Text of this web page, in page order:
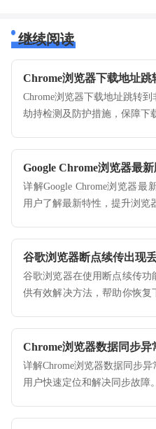
继续阅读
Chrome浏览器下载地址
Chrome浏览器下载地址跳转
劫持检测及防护措施，保障下
Google Chrome浏览器最
详解Google Chrome浏览器
用户了解最新特性，提升浏览
谷歌浏览器断点续传出现
谷歌浏览器在使用断点续传
供有效解决方法，帮助你恢
Chrome浏览器数据同步异
详解Chrome浏览器数据同步
用户快速定位和解决同步故障。